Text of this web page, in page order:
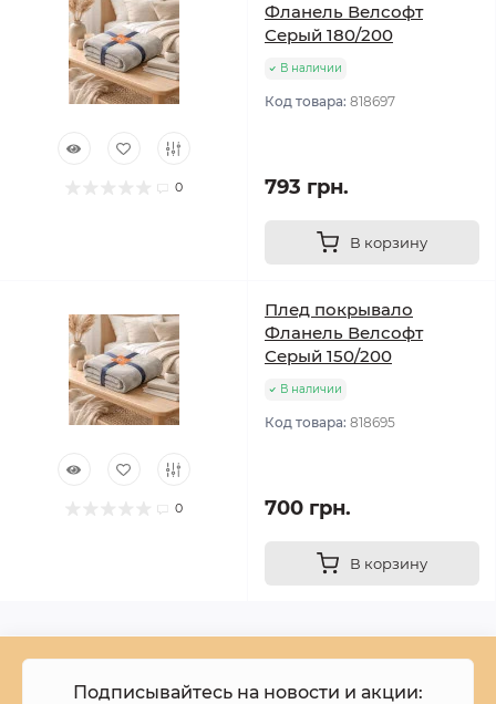
0
Фланель Велсофт
Серый 180/200
В наличии
Код товара: 818697
793 грн.
В корзину
0
Плед покрывало
Фланель Велсофт
Серый 150/200
В наличии
Код товара: 818695
700 грн.
В корзину
Подписывайтесь на новости и акции: